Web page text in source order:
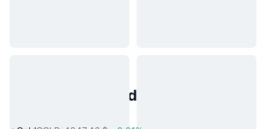
Activos del Mundo Real